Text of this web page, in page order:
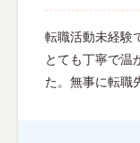
転職活動未経験
とても丁寧で温
た。無事に転職